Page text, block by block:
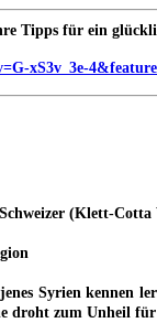
Tipps für ein
xS3v_3e-
(Klett-Cotta
Syrien kennen
droht zum Unheil